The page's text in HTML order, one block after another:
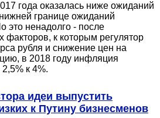
года оказалась ниже ожиданий
границе ожиданий
это ненадолго - после
факторов, к которым регулятор
рубля и снижение цен на
в 2018 году инфляция
к 4%.
идеи выпустить
к Путину бизнесменов